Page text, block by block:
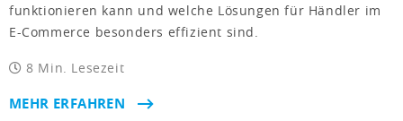
funktionieren kann und welche Lösungen für Händler im
E-Commerce besonders effizient sind.
8 Min. Lesezeit
MEHR ERFAHREN